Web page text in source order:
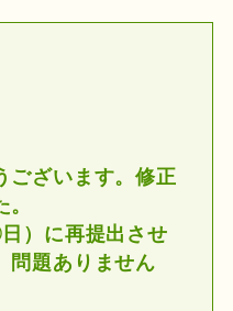
ございます。修正
）に再提出させ
問題ありません